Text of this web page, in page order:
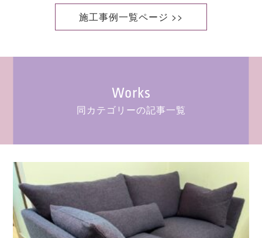
施工事例一覧ページ >>
Works
同カテゴリーの記事一覧